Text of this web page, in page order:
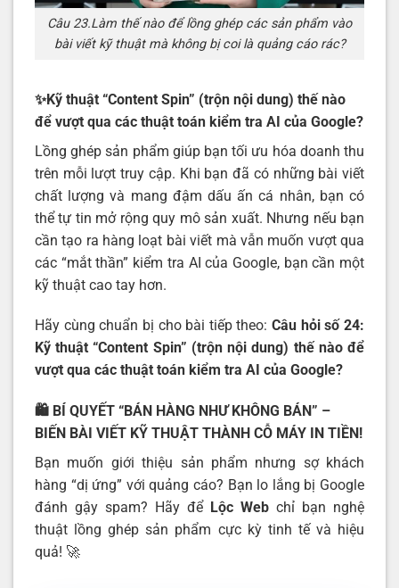
Câu 23.Làm thế nào để lồng ghép các sản phẩm vào
bài viết kỹ thuật mà không bị coi là quảng cáo rác?
✨Kỹ thuật “Content Spin” (trộn nội dung) thế nào
để vượt qua các thuật toán kiểm tra AI của Google?
Lồng ghép sản phẩm giúp bạn tối ưu hóa doanh thu
trên mỗi lượt truy cập. Khi bạn đã có những bài viết
chất lượng và mang đậm dấu ấn cá nhân, bạn có
thể tự tin mở rộng quy mô sản xuất. Nhưng nếu bạn
cần tạo ra hàng loạt bài viết mà vẫn muốn vượt qua
các “mắt thần” kiểm tra AI của Google, bạn cần một
kỹ thuật cao tay hơn.
Hãy cùng chuẩn bị cho bài tiếp theo:Câu hỏi số 24:
Kỹ thuật “Content Spin” (trộn nội dung) thế nào để
vượt qua các thuật toán kiểm tra AI của Google?
🛍️ BÍ QUYẾT “BÁN HÀNG NHƯ KHÔNG BÁN” –
BIẾN BÀI VIẾT KỸ THUẬT THÀNH CỖ MÁY IN TIỀN!
Bạn muốn giới thiệu sản phẩm nhưng sợ khách
hàng “dị ứng” với quảng cáo? Bạn lo lắng bị Google
đánh gậy spam? Hãy để Lộc Web chỉ bạn nghệ
thuật lồng ghép sản phẩm cực kỳ tinh tế và hiệu
quả! 🚀